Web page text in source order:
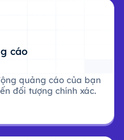
cáo
quảng cáo của bạn
đối tượng chính xác.